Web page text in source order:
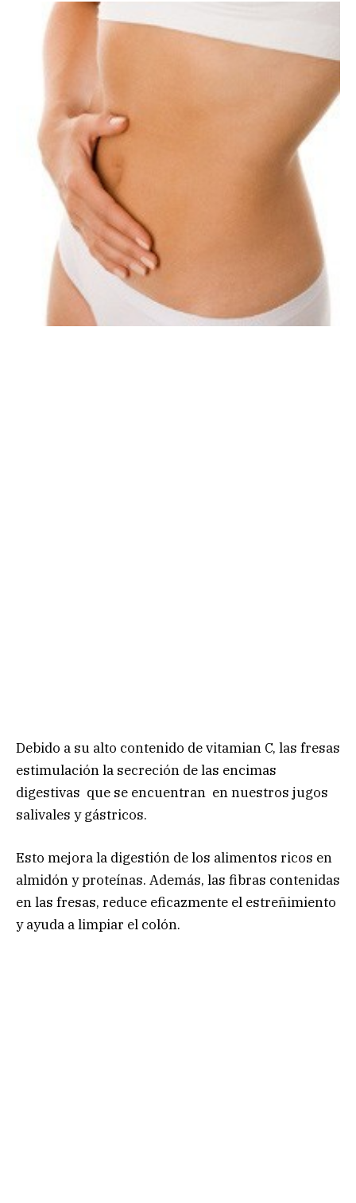
Debido a su alto contenido de vitamian C, las fresas
estimulación la secreción de las encimas
digestivas que se encuentran en nuestros jugos
salivales y gástricos.
Esto mejora la digestión de los alimentos ricos en
almidón y proteínas. Además, las fibras contenidas
en las fresas, reduce eficazmente el estreñimiento
y ayuda a limpiar el colón.